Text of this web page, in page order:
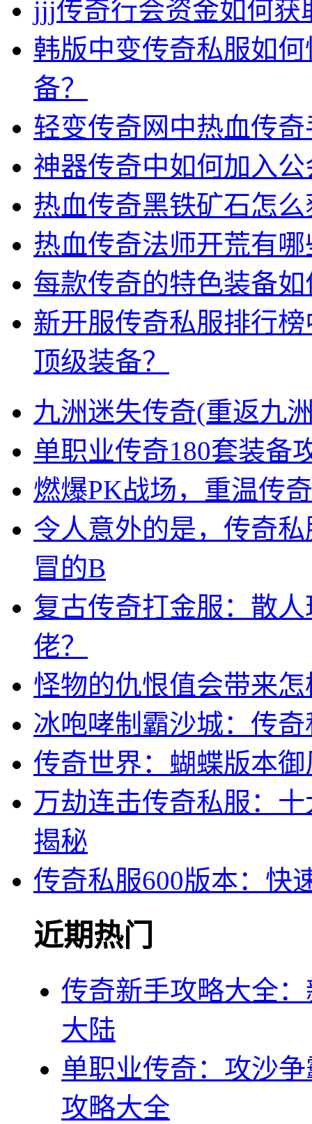
jjj传奇行会资金如何获
韩版中变传奇私服如
备？
轻变传奇网中热血传
神器传奇中如何加入公
热血传奇黑铁矿石怎
热血传奇法师开荒有
每款传奇的特色装备
新开服传奇私服排行
顶级装备？
九洲迷失传奇(重返九
单职业传奇180套装备
燃爆PK战场，重温传
令人意外的是，传奇
冒的B
复古传奇打金服：散
佬？
怪物的仇恨值会带来
冰咆哮制霸沙城：传
传奇世界：蝴蝶版本
万劫连击传奇私服：
揭秘
传奇私服600版本：快
近期热门
传奇新手攻略大全
大陆
单职业传奇：攻沙
攻略大全